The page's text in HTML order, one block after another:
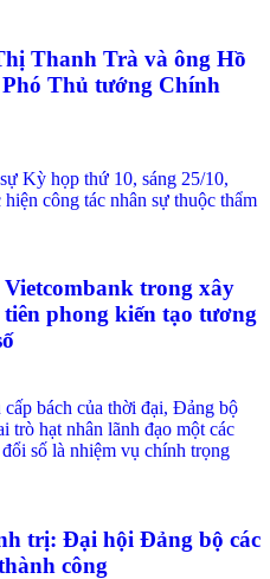
Thanh Trà và ông Hồ
Thủ tướng Chính
Kỳ họp thứ 10, sáng 25/10,
công tác nhân sự thuộc thẩm
trong xây
phong kiến tạo tương
bách của thời đại, Đảng bộ
trò hạt nhân lãnh đạo một các
số là nhiệm vụ chính trọng
trị: Đại hội Đảng bộ các
công